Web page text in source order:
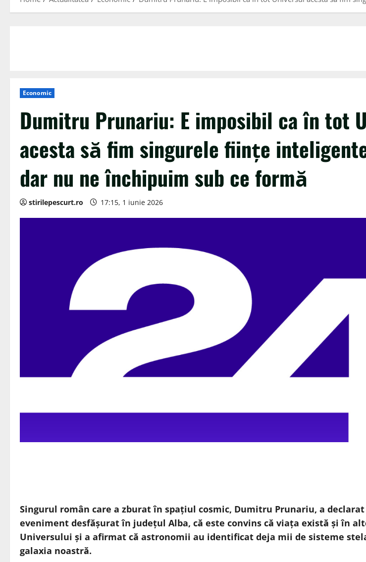
Economic
Dumitru Prunariu: E imposibil ca în tot
acesta să fim singurele fiinţe
dar nu ne închipuim sub ce formă
stirilepescurt.ro 17:15, 1 iunie 2026
Singurul român care a zburat în spaţiul cosmic, Dumitru Prunariu, a
eveniment desfăşurat în judeţul Alba, că este convins că viaţa există şi în
Universului şi a afirmat că astronomii au identificat deja mii de sisteme
galaxia noastră.